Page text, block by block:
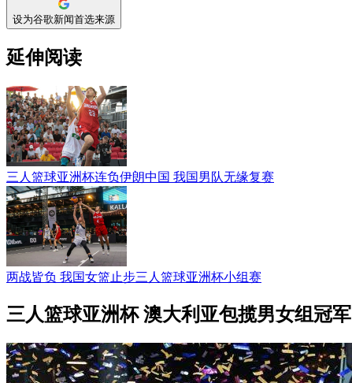
设为谷歌新闻首选来源
延伸阅读
三人篮球亚洲杯连负伊朗中国 我国男队无缘复赛
两战皆负 我国女篮止步三人篮球亚洲杯小组赛
三人篮球亚洲杯 澳大利亚包揽男女组冠军